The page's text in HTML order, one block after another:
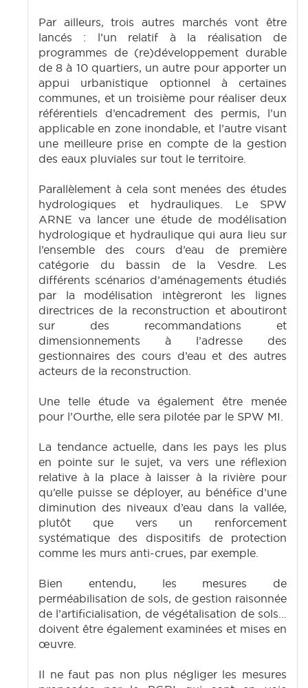
Par ailleurs, trois autres marchés vont être
lancés : l’un relatif à la réalisation de
programmes de (re)développement durable
de 8 à 10 quartiers, un autre pour apporter un
appui urbanistique optionnel à certaines
communes, et un troisième pour réaliser deux
référentiels d’encadrement des permis, l’un
applicable en zone inondable, et l’autre visant
une meilleure prise en compte de la gestion
des eaux pluviales sur tout le territoire.
Parallèlement à cela sont menées des études
hydrologiques et hydrauliques. Le SPW
ARNE va lancer une étude de modélisation
hydrologique et hydraulique qui aura lieu sur
l’ensemble des cours d’eau de première
catégorie du bassin de la Vesdre. Les
différents scénarios d’aménagements étudiés
par la modélisation intègreront les lignes
directrices de la reconstruction et aboutiront
sur des recommandations et
dimensionnements à l’adresse des
gestionnaires des cours d’eau et des autres
acteurs de la reconstruction.
Une telle étude va également être menée
pour l’Ourthe, elle sera pilotée par le SPW MI.
La tendance actuelle, dans les pays les plus
en pointe sur le sujet, va vers une réflexion
relative à la place à laisser à la rivière pour
qu’elle puisse se déployer, au bénéfice d’une
diminution des niveaux d’eau dans la vallée,
plutôt que vers un renforcement
systématique des dispositifs de protection
comme les murs anti-crues, par exemple.
Bien entendu, les mesures de
perméabilisation de sols, de gestion raisonnée
de l’artificialisation, de végétalisation de sols…
doivent être également examinées et mises en
œuvre.
Il ne faut pas non plus négliger les mesures